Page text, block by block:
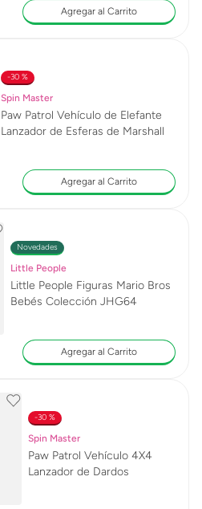
Agregar al Carrito
30 %
Spin Master
Paw Patrol Vehículo de Elefante
Lanzador de Esferas de Marshall
Agregar al Carrito
Novedades
Little People
Little People Figuras Mario Bros
Bebés Colección JHG64
Agregar al Carrito
30 %
Spin Master
Paw Patrol Vehículo 4X4
Lanzador de Dardos